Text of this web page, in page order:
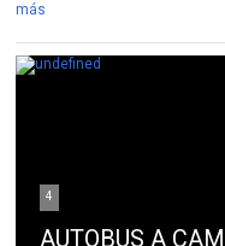
más
4
AUTOBUS A